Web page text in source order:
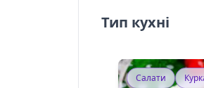
Тип кухні
Салати